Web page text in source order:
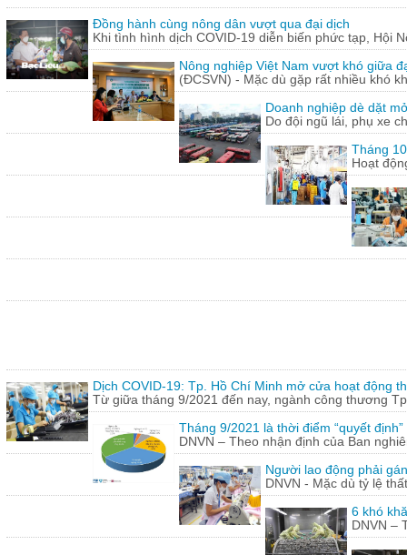
Đồng hành cùng nông dân vượt qua đại dịch
Khi tình hình dịch COVID-19 diễn biến phức tạp, Hội
Nông nghiệp Việt Nam vượt khó giữa
(ĐCSVN) - Mặc dù gặp rất nhiều khó
Doanh nghiệp dè dặt
Do đội ngũ lái, phụ xe
Tháng
Hoạt
Dịch COVID-19: Tp. Hồ Chí Minh mở cửa hoạt động
Từ giữa tháng 9/2021 đến nay, ngành công thương
Tháng 9/2021 là thời điểm “quyết
DNVN – Theo nhận định của Ban
Người lao động phải
DNVN - Mặc dù tỷ lệ
6 khó
DNVN –